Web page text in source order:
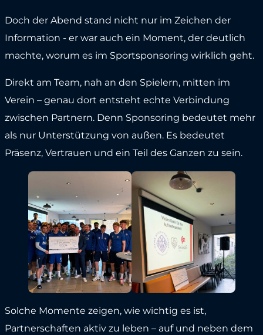
Doch der Abend stand nicht nur im Zeichen der
Information - er war auch ein Moment, der deutlich
machte, worum es im Sportsponsoring wirklich geht.
Direkt am Team, nah an den Spielern, mitten im
Verein – genau dort entsteht echte Verbindung
zwischen Partnern. Denn Sponsoring bedeutet mehr
als nur Unterstützung von außen. Es bedeutet
Präsenz, Vertrauen und ein Teil des Ganzen zu sein.
Solche Momente zeigen, wie wichtig es ist,
Partnerschaften aktiv zu leben – auf und neben dem